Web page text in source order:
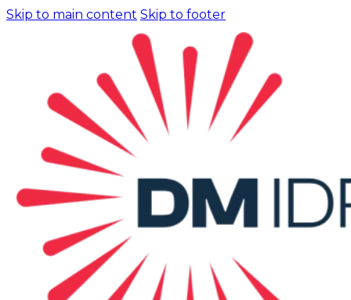
Skip to main content Skip to footer